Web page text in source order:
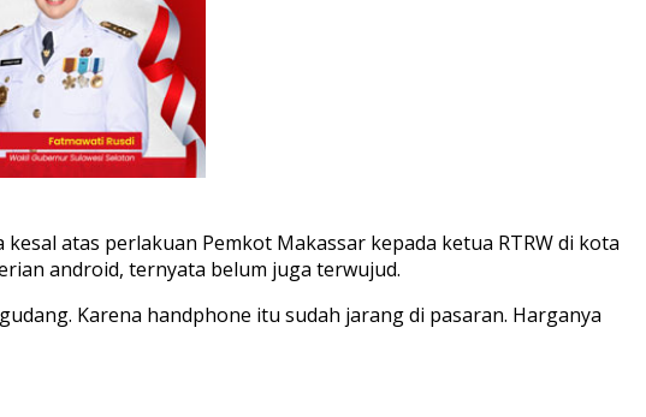
kesal atas perlakuan Pemkot Makassar kepada ketua RTRW di kota
android, ternyata belum juga terwujud.
Karena handphone itu sudah jarang di pasaran. Harganya